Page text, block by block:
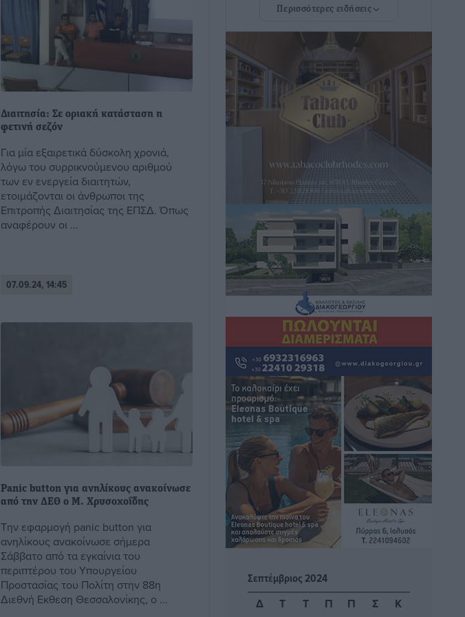
Διαιτησία: Σε οριακή κατάσταση η
φετινή σεζόν
Για μία εξαιρετικά δύσκολη χρονιά,
λόγω του συρρικνούμενου αριθμού
των εν ενεργεία διαιτητών,
ετοιμάζονται οι άνθρωποι της
Επιτροπής Διαιτησίας της ΕΠΣΔ. Όπως
αναφέρουν οι ...
07.09.24, 14:45
Panic button για ανηλίκους ανακοίνωσε
από την ΔΕΘ ο Μ. Χρυσοχοΐδης
Την εφαρμογή panic button για
ανηλίκους ανακοίνωσε σήμερα
Σάββατο από τα εγκαίνια του
περιπτέρου του Υπουργείου
Προστασίας του Πολίτη στην 88η
Διεθνή Εκθεση Θεσσαλονίκης, o ...
της Δωδεκανήσου
Αθλητικά πριν 2 ώρες
Νέες ταυτότητες: Ποιοι πρέπει να τις
αλλάξουν άμεσα και ποιοι όχι
πριν 2 ώρες
Στον Ιπποκράτη η Μαρία Βλάχου
Αθλητικά• πριν 2 ώρες
Οικονομική ενίσχυση για συντήρηση
στο κλειστό της Καρπάθου
Αθλητικά• πριν 2 ώρες
Στάθης Αντωνάς: Ένα βήμα πριν από
επαγγελματικό συμβόλαιο πυγμαχίας
με MTGP και BXGP για Ευρώπη και
Αυστραλία
Αθλητικά• πριν 2 ώρες
ΚΑΕ Κολοσσός: Τα… ευρωπαϊκά
εισιτήρια διαρκείας
πριν 2 ώρες
Ιπποκράτης: Ανανέωσε η Νίκη
Καρτσαμάρη
Αθλητικά πριν 2 ώρες
Η Μανίσα πήρε Buie και Davis
Γ.Σ. Ηπιόνη: «Προπονητική ομάδα με
εμπειρία, επιστημονική γνώση και
Περισσότερες ειδήσεις
Σεπτέμβριος 2024
Δ
Τ Τ Π Π Σ Κ